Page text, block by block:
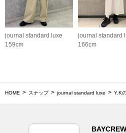
journal standard luxe
159cm
journal standard
166cm
HOME スナップ journal standard luxe Y.K